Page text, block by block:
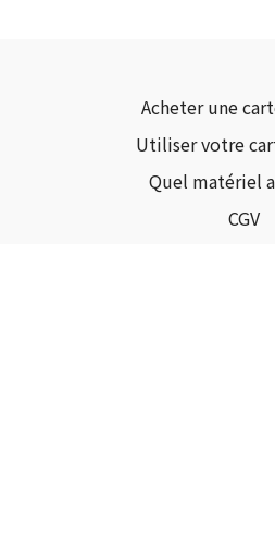
Acheter une
Utiliser votre
Quel matériel
CGV